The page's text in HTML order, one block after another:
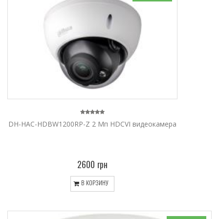
DH-HAC-HDBW1200RP-Z 2 Мп HDCVI видеокамера
2600 грн
В КОРЗИНУ